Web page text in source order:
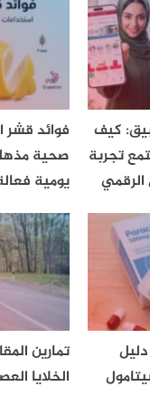
كيف
تجربة
الرقمي
فوائد قشر
صحية
يومية
تمارين
الخلايا